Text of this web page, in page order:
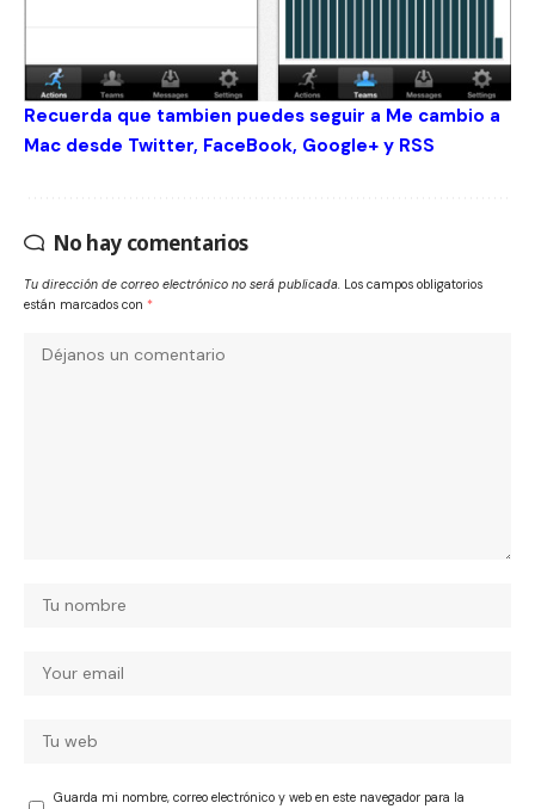
Recuerda que tambien puedes seguir a Me cambio a
Mac desde Twitter, FaceBook, Google+ y RSS
No hay comentarios
Tu dirección de correo electrónico no será publicada. Los campos obligatorios
están marcados con *
Guarda mi nombre, correo electrónico y web en este navegador para la